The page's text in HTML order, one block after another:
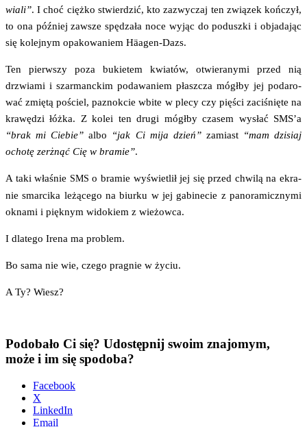
wia­li”. I choć cięż­ko stwier­dzić, kto zazwy­czaj ten zwią­zek koń­czył,
to ona póź­niej zawsze spę­dza­ła noce wyjąc do podusz­ki i obja­da­jąc
się kolej­nym opa­ko­wa­niem Häagen-Dazs.
Ten pierw­szy poza bukie­tem kwia­tów, otwie­ra­ny­mi przed nią
drzwia­mi i szar­manc­kim poda­wa­niem płasz­cza mógł­by jej poda­ro­
wać zmię­tą pościel, paznok­cie wbi­te w ple­cy czy pię­ści zaci­śnię­te na
kra­wę­dzi łóż­ka. Z kolei ten dru­gi mógł­by cza­sem wysłać SMS’a
“brak mi Cie­bie” albo “jak Ci mija dzień”zamiast “mam dzi­siaj
ocho­tę zerżnąć Cię w bra­mie”.
A taki wła­śnie SMS o bra­mie wyświe­tlił jej się przed chwi­lą na ekra­
nie smar­ci­ka leżą­ce­go na biur­ku w jej gabi­ne­cie z pano­ra­micz­ny­mi
okna­mi i pięk­nym wido­kiem z wieżowca.
I dla­te­go Ire­na ma problem.
Bo sama nie wie, cze­go pra­gnie w życiu.
A Ty? Wiesz?
Podobało Ci się? Udostępnij swoim znajomym,
może i im się spodoba?
Face­bo­ok
X
Lin­ke­dIn
Ema­il